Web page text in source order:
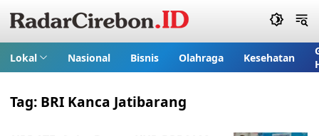
Lokal Nasional Bisnis Olahraga Kesehatan
Tag: BRI Kanca Jatibarang